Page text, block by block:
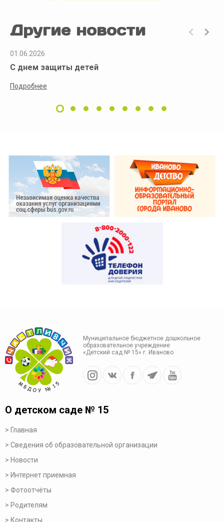
Другие новости
01.06.2026
С днем защиты детей
Подробнее
Муниципальное бюджетное дошкольное
образовательное учреждение
«Детский сад № 15» г. Иваново
О детском саде № 15
Главная
Сведения об образовательной организации
Новости
Интернет приемная
Фотоотчёты
Родителям
Контакты